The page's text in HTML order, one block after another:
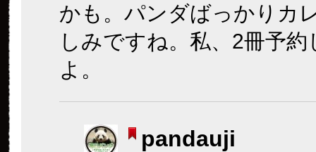
かも。パンダばっかりカ
しみですね。私、2冊予約
よ。
pandauji